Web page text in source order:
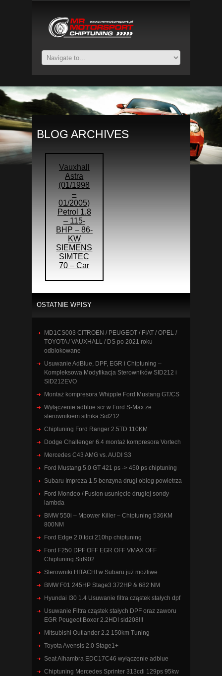
BLOG ARCHIVES
Vauxhall
Astra
(01/1998
–
01/2005)
Petrol 1.8
– 115-
BHP – 86-
KW
SIEMENS
SIMTEC
70 – Car
OSTATNIE WPISY
MD1CS003 CITROEN / PEUGEOT / FIAT / OPEL /
TOYOTA / VAUXHALL / DS po 2021 roku
odblokowane
Usuwanie AdBlue, DPF, EGR i Chiptuning –
Kompleksowa Modyfikacja Sterowników SID212 i
SID212EVO
Montaż kompresora Whipple Ford Mustang GT/CS
Wyłączenie adblue scr w Ford S-Max ze
sterownikiem silnika Sid212
Chiptuning Ford Ranger 2.5TD 110KM
Dodge Challenger 6.4 montaż kompresora Vortech
Mercedes C43 AMG vs. AUDI S3
Ford Mustang 5.0 GT 421 ps -> 450 ps chiptuning
Subaru Impreza 1.5 benzyna drugi obieg powietrza
Ford Mondeo / Fusion usunięcie drugiej sondy
lambda
BMW 550i – Mpower Killer – Chiptuning 536KM
800NM
Ford Edge 2.0 tdci 210hp chiptuning
Ford F250 DPF OFF EGR OFF VMAX OFF
Chiptuning Sid902
Sterowniki HITACHI w Subaru już możliwe
BMW F01 245HP Stage3 372HP & 682 NM
Hyundai I30 1.4 Usuwanie filtra cząstek stałych dpf
Usuwanie Filtra cząstek stałych DPF oraz zaworu
EGR Peugeot Boxer 2.2HDI sid208!!!
Mitsubishi Outlander 2.2 150km Tuning
Toyota Avensis 2.0 Stage1+
Seat Alhambra EDC17C46 wyłączenie adblue
Chiptuning Mercedes Sprinter 313cdi 129ps 95kw